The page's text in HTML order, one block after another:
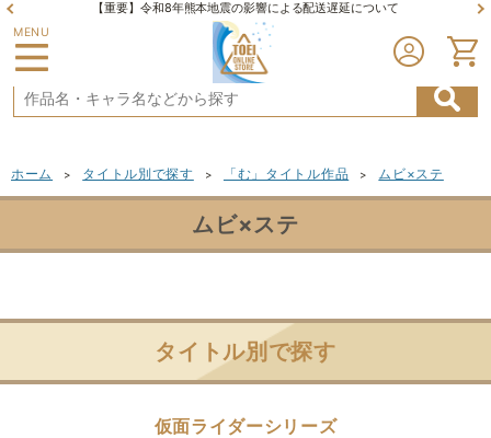
【重要】令和8年熊本地震の影響による配送遅延について
MENU
ホーム > タイトル別で探す > 「む」タイトル作品 > ムビ×ステ
ムビ×ステ
タイトル別で探す
仮面ライダーシリーズ